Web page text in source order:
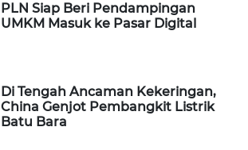
PLN Siap Beri Pendampingan
UMKM Masuk ke Pasar Digital
Di Tengah Ancaman Kekeringan,
China Genjot Pembangkit Listrik
Batu Bara